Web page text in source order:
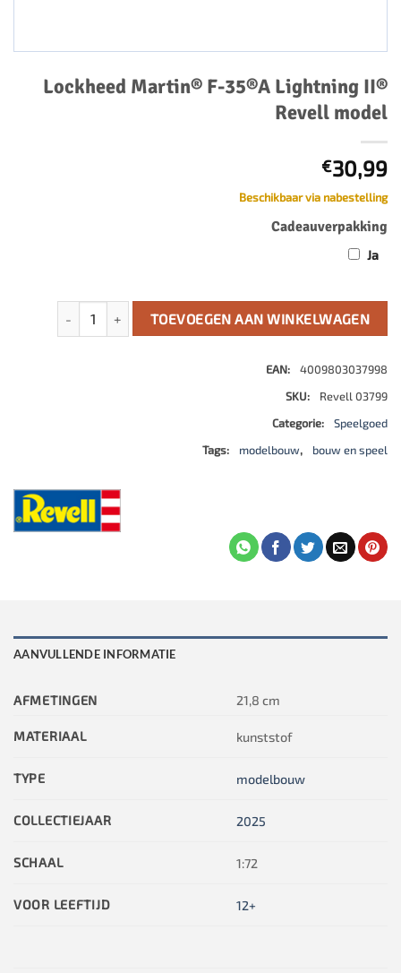
Lockheed Martin® F-35®A Lightning II®
Revell model
€30,99
Beschikbaar via nabestelling
Cadeauverpakking
Ja
Lockheed Martin® F-35®A Lightning II® Revell model aantal
TOEVOEGEN AAN WINKELWAGEN
EAN:
4009803037998
SKU:
Revell 03799
Categorie:
Speelgoed
Tags:
modelbouw, bouw en speel
AANVULLENDE INFORMATIE
AFMETINGEN 21,8 cm
MATERIAAL kunststof
TYPE modelbouw
COLLECTIEJAAR 2025
SCHAAL 1:72
VOOR LEEFTIJD 12+